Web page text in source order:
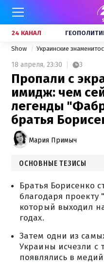
24 КАНАЛ
Show Украинские
18 апреля, 23:30 3
Пропали с
имидж: чем
легенды
братья
Мария Примыч
ОСНОВНЫЕ ТЕЗИСЫ
Братья Борисенко
благодаря проекту
который выходил
годах.
Затем одни из
Украины исчезли с
появлялись в